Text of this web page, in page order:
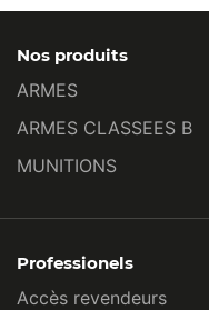
Nos produits
ARMES
ARMES CLASSEES B
MUNITIONS
Professionels
Accès revendeurs